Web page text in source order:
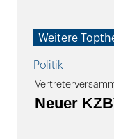
Weitere
Politik
Neuer